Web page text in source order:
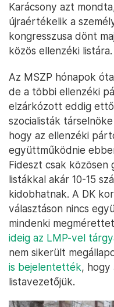
Karácsony azt
újraértékelik a
kongresszusa dönt
közös ellenzéki listára.
Az MSZP hónapok
de a többi ellenzéki
elzárkózott eddig
szocialisták társelnöke
hogy az ellenzéki
együttműködnie
Fideszt csak közösen
listákkal akár 10-15
kidobhatnak. A DK
választáson nincs
mindenki
ideig az LMP-vel
nem sikerült
is bejelentették, hogy
listavezetőjük.